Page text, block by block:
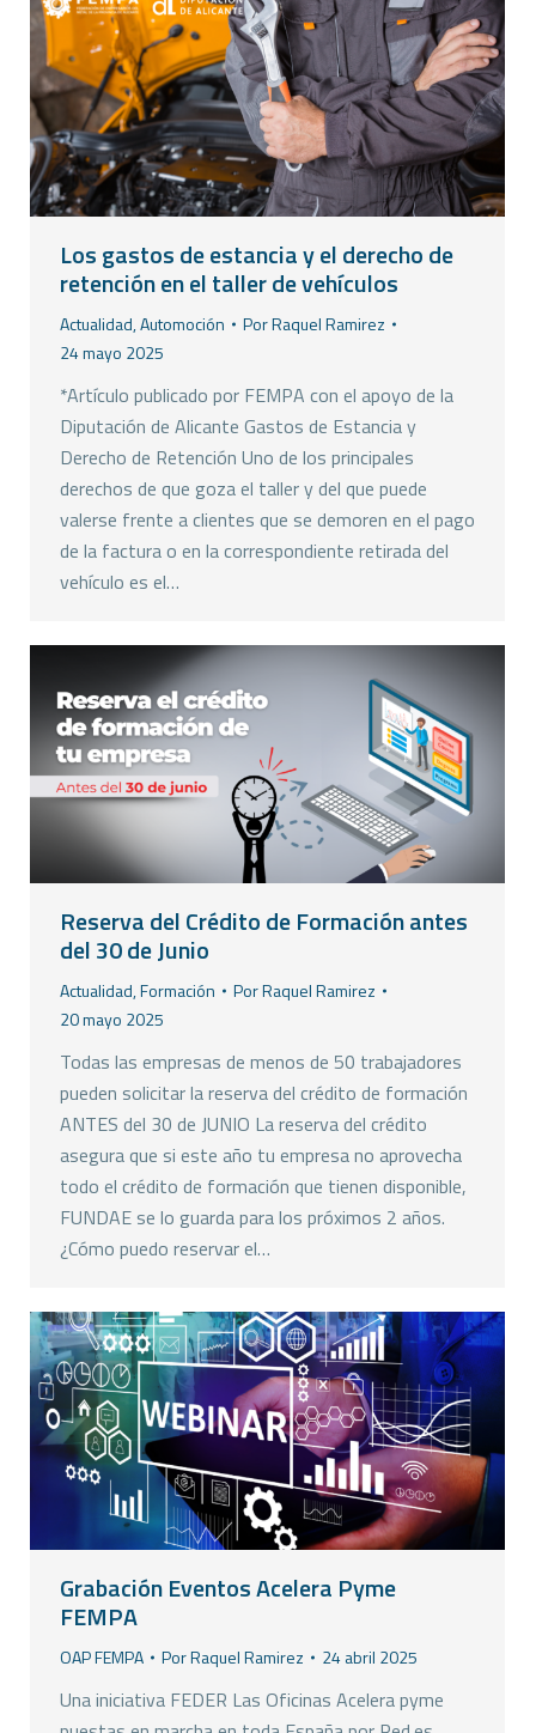
Los gastos de estancia y el derecho de
retención en el taller de vehículos
Actualidad,Automoción PorRaquel Ramirez
24 mayo 2025
*Artículo publicado por FEMPA con el apoyo de la
Diputación de Alicante Gastos de Estancia y
Derecho de Retención Uno de los principales
derechos de que goza el taller y del que puede
valerse frente a clientes que se demoren en el pago
de la factura o en la correspondiente retirada del
vehículo es el…
Reserva del Crédito de Formación antes
del 30 de Junio
Actualidad,Formación PorRaquel Ramirez
20 mayo 2025
Todas las empresas de menos de 50 trabajadores
pueden solicitar la reserva del crédito de formación
ANTES del 30 de JUNIO La reserva del crédito
asegura que si este año tu empresa no aprovecha
todo el crédito de formación que tienen disponible,
FUNDAE se lo guarda para los próximos 2 años.
¿Cómo puedo reservar el…
Grabación Eventos Acelera Pyme
FEMPA
OAP FEMPA PorRaquel Ramirez 24 abril 2025
Una iniciativa FEDER Las Oficinas Acelera pyme